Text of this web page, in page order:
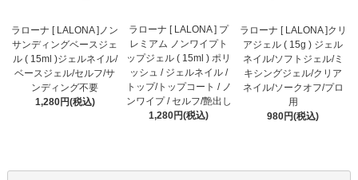
ラローナ [ LALONA ]ノン
サンディングベースジェ
ル ( 15ml )ジェルネイル/
ベースジェル/セルフ/サ
ンディング不要
1,280円(税込)
ラローナ [ LALONA ] プ
レミアム ノンワイプト
ップジェル ( 15ml ) ポリ
ッシュ / ジェルネイル /
トップ/トップコート / ノ
ンワイプ / セルフ/艶出し
1,280円(税込)
ラローナ [ LALONA ]クリ
アジェル ( 15g ) ジェル
ネイル/ソフトジェル/ミ
キシングジェル/クリア
ネイル/ソークオフ/プロ
用
980円(税込)